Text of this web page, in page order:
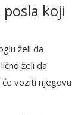
koji
želi da
želi da
voziti njegovu